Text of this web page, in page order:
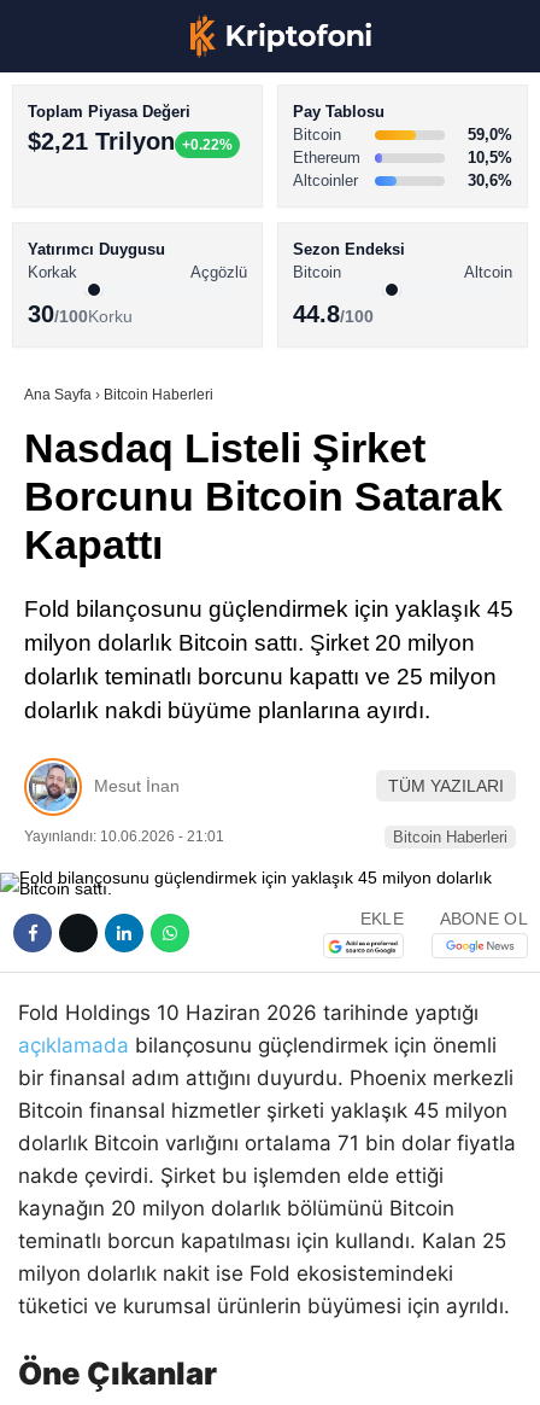
Youtube
TikTok
LinkedIn
Telegram
BİTCOİN HABERLERİ
ALTCOİN HABERLERİ
SÖZLÜK
Toplam Piyasa Değeri
$2,21 Trilyon +0.22%
Pay Tablosu
Bitcoin
59,0%
Ethereum
10,5%
Altcoinler
30,6%
Yatırımcı Duygusu
Korkak
Açgözlü
30/100Korku
Sezon Endeksi
Bitcoin
Altcoin
44.8/100
Ana Sayfa › Bitcoin Haberleri
Nasdaq Listeli Şirket
Borcunu Bitcoin Satarak
Kapattı
Fold bilançosunu güçlendirmek için yaklaşık 45
milyon dolarlık Bitcoin sattı. Şirket 20 milyon
dolarlık teminatlı borcunu kapattı ve 25 milyon
dolarlık nakdi büyüme planlarına ayırdı.
Mesut İnan TÜM YAZILARI
Yayınlandı: 10.06.2026 - 21:01 Bitcoin Haberleri
EKLE ABONE OL
Fold Holdings 10 Haziran 2026 tarihinde yaptığı
açıklamada bilançosunu güçlendirmek için önemli
bir finansal adım attığını duyurdu. Phoenix merkezli
Bitcoin finansal hizmetler şirketi yaklaşık 45 milyon
dolarlık Bitcoin varlığını ortalama 71 bin dolar fiyatla
nakde çevirdi. Şirket bu işlemden elde ettiği
kaynağın 20 milyon dolarlık bölümünü Bitcoin
teminatlı borcun kapatılması için kullandı. Kalan 25
milyon dolarlık nakit ise Fold ekosistemindeki
tüketici ve kurumsal ürünlerin büyümesi için ayrıldı.
Öne Çıkanlar